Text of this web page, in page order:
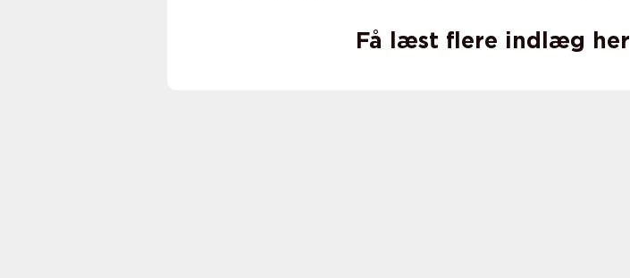
Få læst flere indlæg her